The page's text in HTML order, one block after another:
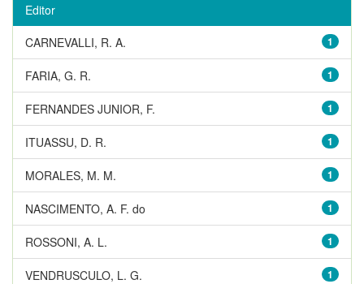
Editor
1
CARNEVALLI, R. A.
1
FARIA, G. R.
1
FERNANDES JUNIOR, F.
1
ITUASSU, D. R.
1
MORALES, M. M.
1
NASCIMENTO, A. F. do
1
ROSSONI, A. L.
1
VENDRUSCULO, L. G.